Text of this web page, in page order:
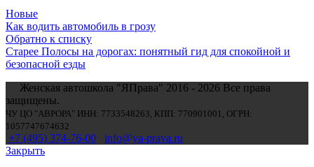
Новые
Как водить автомобиль в грозу
Обратно к списку
Старее Полосы на дорогах: понятный гид для спокойной и
безопасной езды
Женская автошкола "ЯПрава" 2016 - 2026 Все права
защищены.
ЧУ ЦО "АВРОРА" ИНН: 7733548263, КПП: 770901001, ОГРН:
1057747674632
+7 (495) 374-76-00
info@ya-prava.ru
Закрыть